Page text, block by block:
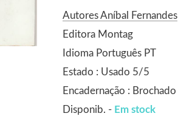
Autores Aníbal Fernandes
Editora Montag
Idioma Português PT
Estado : Usado 5/5
Encadernação : Brochado
Disponib. - Em stock